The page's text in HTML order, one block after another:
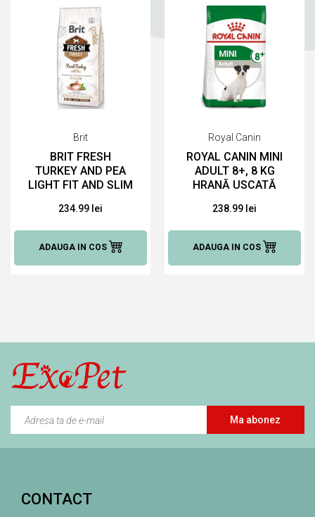
Brit
BRIT FRESH
TURKEY AND PEA
LIGHT FIT AND SLIM
USCATĂ PENTRU
CAINI
234.99 lei
ADAUGA IN COS
Royal Canin
ROYAL CANIN MINI
ADULT 8+, 8 KG
HRANĂ USCATĂ
238.99 lei
ADAUGA IN COS
Ma abonez
CONTACT